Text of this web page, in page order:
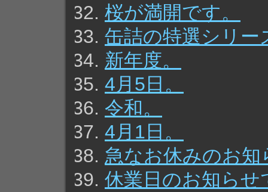
桜が満開です。
缶詰の特選シリー
新年度。
4月5日。
令和。
4月1日。
急なお休みのお知
休業日のお知らせ